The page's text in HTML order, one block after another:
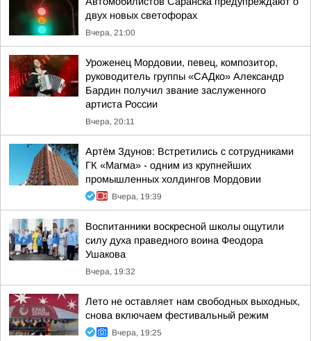
двух новых светофорах
Вчера, 21:00
Уроженец Мордовии, певец, композитор,
руководитель группы «САДко» Александр
Бардин получил звание заслуженного
артиста России
Вчера, 20:11
Артём Здунов: Встретились с сотрудниками
ГК «Магма» - одним из крупнейших
промышленных холдингов Мордовии
Вчера, 19:39
Воспитанники воскресной школы ощутили
силу духа праведного воина Феодора
Ушакова
Вчера, 19:32
Лето не оставляет нам свободных выходных,
снова включаем фестивальный режим
Вчера, 19:25